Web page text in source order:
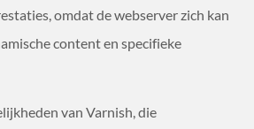
omdat de webserver zich kan
content en specifieke
van Varnish, die